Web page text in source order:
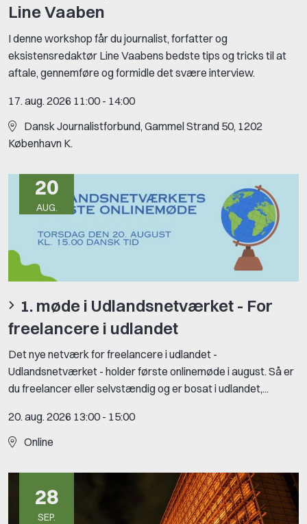
Line Vaaben
I denne workshop får du journalist, forfatter og
eksistensredaktør Line Vaabens bedste tips og tricks til at
aftale, gennemføre og formidle det svære interview.
17. aug. 2026 11:00 - 14:00
Dansk Journalistforbund, Gammel Strand 50, 1202
København K.
20
AUG.
1. møde i Udlandsnetværket - For
freelancere i udlandet
Det nye netværk for freelancere i udlandet -
Udlandsnetværket - holder første onlinemøde i august. Så er
du freelancer eller selvstændig og er bosat i udlandet,...
20. aug. 2026 13:00 - 15:00
Online
28
SEP.